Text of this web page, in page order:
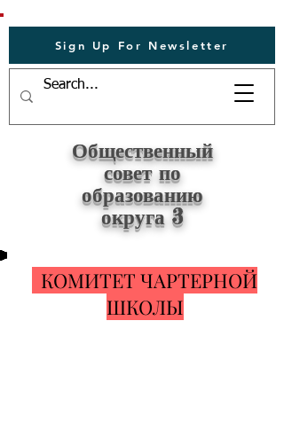
Sign Up For Newsletter
Общественный
совет по
образованию
округа 3
КОМИТЕТ ЧАРТЕРНОЙ
ШКОЛЫ